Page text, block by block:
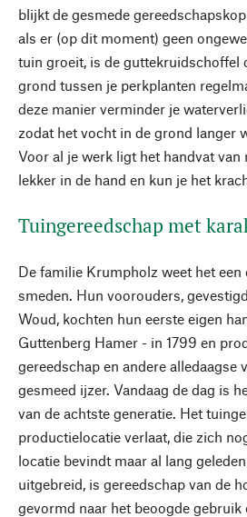
blijkt de gesmede
als er (op dit moment) geen
tuin groeit, is de guttekruidschoffel
grond tussen je perkplanten
deze manier verminder je
zodat het vocht in de grond langer
Voor al je werk ligt het handvat van
lekker in de hand en kun je het
Tuingereedschap met
De familie Krumpholz weet het een
smeden. Hun voorouders,
Woud, kochten hun eerste eigen
Guttenberg Hamer - in 1799 en
gereedschap en andere alledaagse
gesmeed ijzer. Vandaag de dag is
van de achtste generatie. Het
productielocatie verlaat, die zich
locatie bevindt maar al lang
uitgebreid, is gereedschap van de
gevormd naar het beoogde